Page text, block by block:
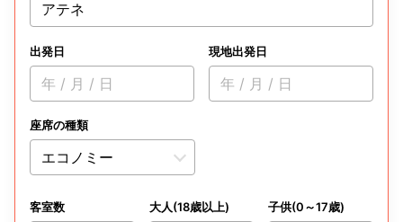
アテネ
出発日
年 / 月 / 日
現地出発日
年 / 月 / 日
座席の種類
客室数 大人(18歳以上) 子供(0～17歳)